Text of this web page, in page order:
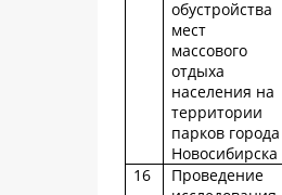
обустройства
мест
массового
отдыха
населения на
территории
парков города
Новосибирска
16
Проведение